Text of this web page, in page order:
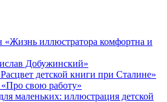
иллюстратора комфортна и
Добужинский»
детской книги при Сталине»
свою работу»
маленьких: иллюстрация детской